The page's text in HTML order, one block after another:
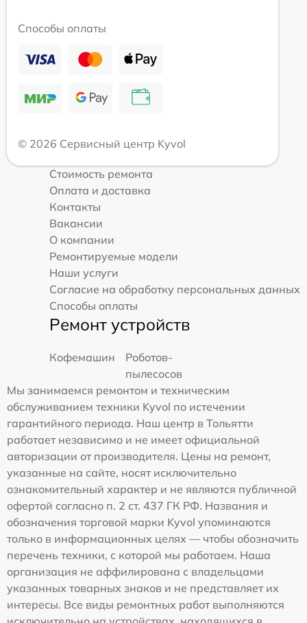
Способы оплаты
© 2026 Сервисный центр Kyvol
Стоимость ремонта
Оплата и доставка
Контакты
Вакансии
О компании
Ремонтируемые модели
Наши услуги
Согласие на обработку персональных данных
Способы оплаты
Ремонт устройств
Кофемашин
Роботов-
пылесосов
Мы занимаемся ремонтом и техническим
обслуживанием техники Kyvol по истечении
гарантийного периода. Наш центр в Тольятти
работает независимо и не имеет официальной
авторизации от производителя. Цены на ремонт,
указанные на сайте, носят исключительно
ознакомительный характер и не являются публичной
офертой согласно п. 2 ст. 437 ГК РФ. Названия и
обозначения торговой марки Kyvol упоминаются
только в информационных целях — чтобы обозначить
перечень техники, с которой мы работаем. Наша
организация не аффилирована с владельцами
указанных товарных знаков и не представляет их
интересы. Все виды ремонтных работ выполняются